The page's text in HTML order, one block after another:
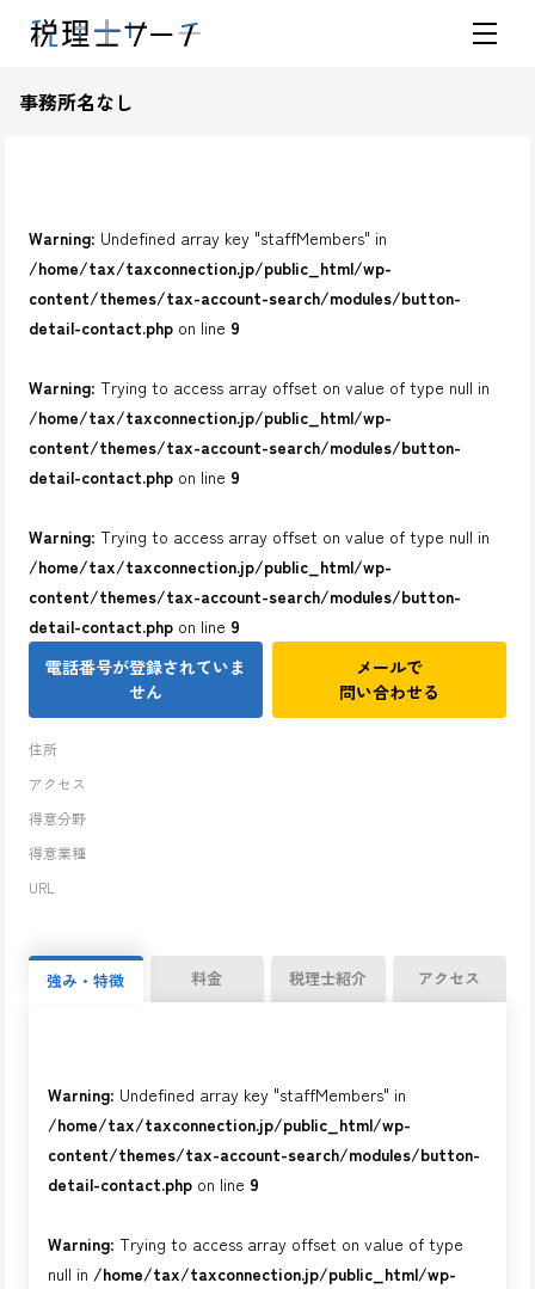
事務所名なし
住所
アクセス
得意分野
得意業種
URL
Warning: Undefined array key "staffMembers" in
/home/tax/taxconnection.jp/public_html/wp-
content/themes/tax-account-search/modules/button-
detail-contact.php on line 9
Warning: Trying to access array offset on value of type null in
/home/tax/taxconnection.jp/public_html/wp-
content/themes/tax-account-search/modules/button-
detail-contact.php on line 9
Warning: Trying to access array offset on value of type null in
/home/tax/taxconnection.jp/public_html/wp-
content/themes/tax-account-search/modules/button-
detail-contact.php on line 9
電話番号が登録されていま
せん
メールで
問い合わせる
強み・特徴 料金 税理士紹介 アクセス
Warning: Undefined array key "staffMembers" in
/home/tax/taxconnection.jp/public_html/wp-
content/themes/tax-account-search/modules/button-
detail-contact.php on line 9
Warning: Trying to access array offset on value of type
null in /home/tax/taxconnection.jp/public_html/wp-